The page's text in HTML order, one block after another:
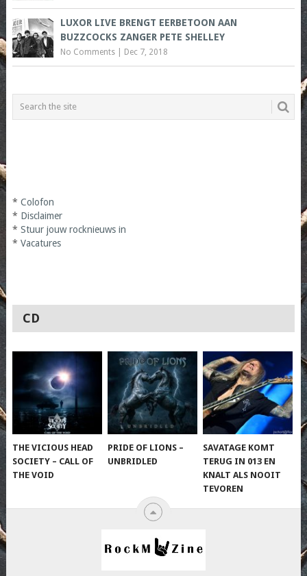
LUXOR LIVE BRENGT EERBETOON AAN
BUZZCOCKS ZANGER PETE SHELLEY
No Comments| Dec 7, 2018
* Colofon
* Disclaimer
* Stuur jouw rocknieuws in
* Vacatures
CD
THE VICIOUS HEAD
SOCIETY – CALL OF
THE VOID
PRIDE OF LIONS –
UNBRIDLED
SAVATAGE KOMT
TERUG IN 013 EN
KNALT ALS NOOIT
TEVOREN